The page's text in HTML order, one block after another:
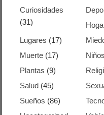
Curiosidades
(31)
Lugares (17)
Muerte (17) Niños
Plantas (9)
Salud (45)
Sueños (86)